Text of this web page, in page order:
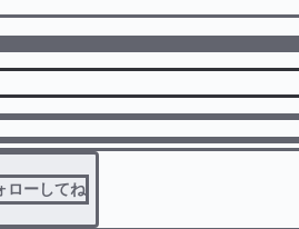
ローしてね